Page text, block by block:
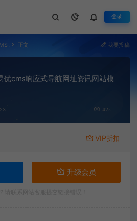
登录
正文 我要投稿
优cms响应式导航网址资讯网站模
425
VIP折扣
升级会员